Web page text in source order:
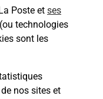
Poste et ses
technologies
sont les
nos sites et
avec
ce que